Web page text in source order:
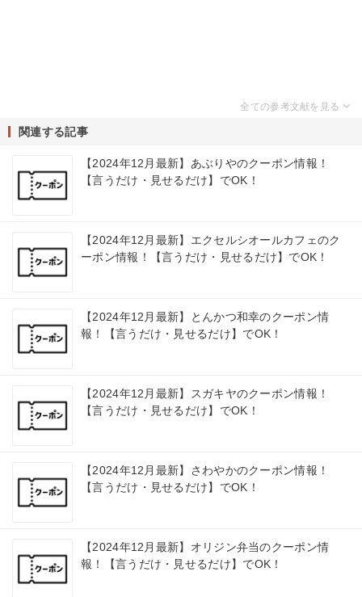
関連する記事
【2024年12月最新】あぶりやのクーポン情報！
【言うだけ・見せるだけ】でOK！
【2024年12月最新】エクセルシオールカフェのク
ーポン情報！【言うだけ・見せるだけ】でOK！
【2024年12月最新】とんかつ和幸のクーポン情
報！【言うだけ・見せるだけ】でOK！
【2024年12月最新】スガキヤのクーポン情報！
【言うだけ・見せるだけ】でOK！
【2024年12月最新】さわやかのクーポン情報！
【言うだけ・見せるだけ】でOK！
【2024年12月最新】オリジン弁当のクーポン情
報！【言うだけ・見せるだけ】でOK！